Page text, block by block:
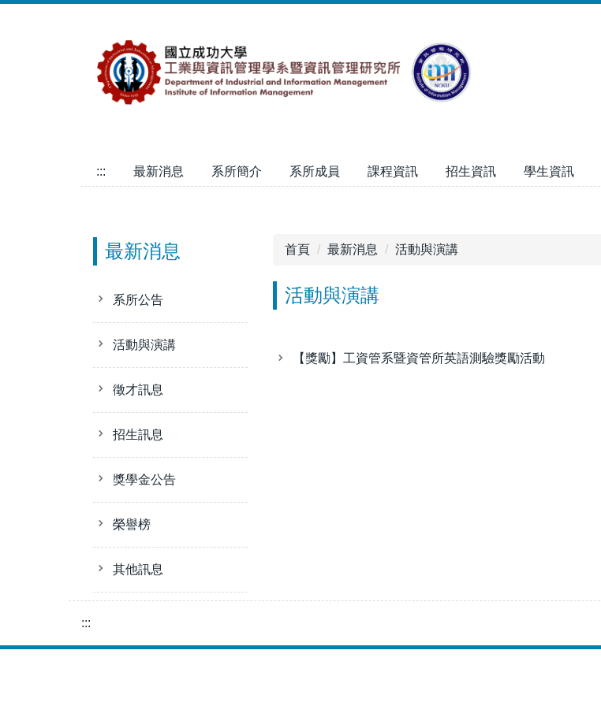
::: 最新消息 系所簡介 系所成員 課程資訊 招生資訊 學生資訊
最新消息
系所公告
活動與演講
徵才訊息
招生訊息
獎學金公告
榮譽榜
其他訊息
首頁 最新消息 活動與演講
活動與演講
【獎勵】工資管系暨資管所英語測驗獎勵活動
:::